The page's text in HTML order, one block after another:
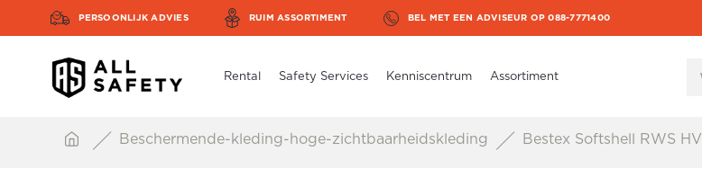
PERSOONLIJK ADVIES RUIM ASSORTIMENT BEL MET EEN ADVISEUR OP 088-7771400
Rental Safety Services Kenniscentrum Assortiment
Beschermende-kleding-hoge-zichtbaarheidskleding Bestex Softshell RWS HV